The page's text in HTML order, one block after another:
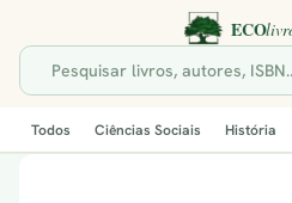
Todos Ciências Sociais História